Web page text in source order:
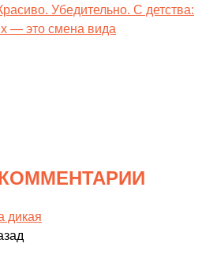
Убедительно. С детства:
— это смена вида
дикая